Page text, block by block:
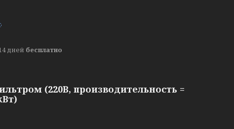
дней бесплатно
(220В, производительность =